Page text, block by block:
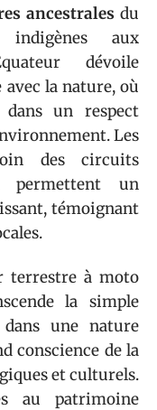
ancestrales du
indigènes aux
dévoile
la nature, où
un respect
Les
des circuits
permettent un
témoignant
terrestre à moto
la simple
dans une nature
conscience de la
et culturels.
au patrimoine